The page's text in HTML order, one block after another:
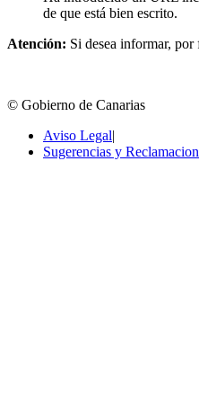
de que está bien escrito.
Atención: Si desea informar, por
© Gobierno de Canarias
Aviso Legal|
Sugerencias y